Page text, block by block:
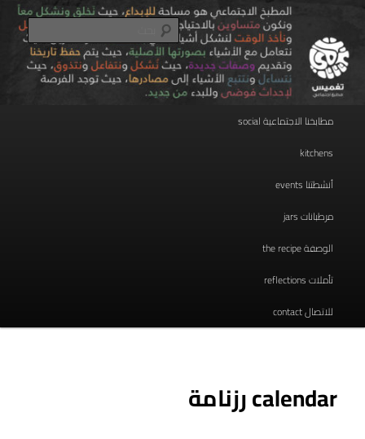
المحتوى
الأساسيtaghmees تغميس
مطبخ اجتماعي
بحث
مطابخنا الاجتماعية social
kitchens
أنشطتنا events
مرطبانات jars
الوصفة the recipe
تأملات reflections
للاتصال contact
calendar رزنامة